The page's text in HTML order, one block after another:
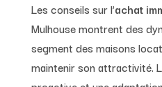
Les conseils sur l’achat
Mulhouse montrent des
segment des maisons
maintenir son attractivité.